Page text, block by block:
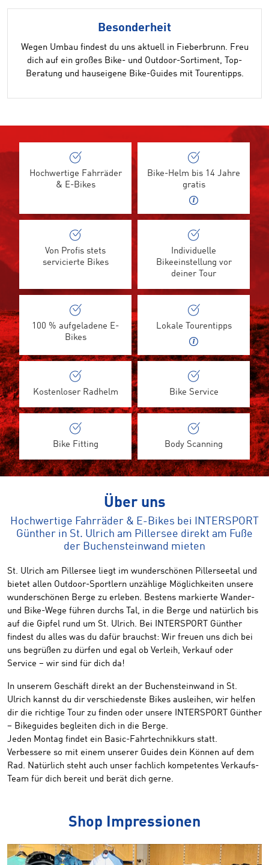
Besonderheit
Wegen Umbau findest du uns aktuell in Fieberbrunn. Freu
dich auf ein großes Bike- und Outdoor-Sortiment, Top-
Beratung und hauseigene Bike-Guides mit Tourentipps.
Hochwertige Fahrräder
& E-Bikes
Bike-Helm bis 14 Jahre
gratis
Von Profis stets
servicierte Bikes
Individuelle
Bikeeinstellung vor
deiner Tour
100 % aufgeladene E-
Bikes
Lokale Tourentipps
Kostenloser Radhelm Bike Service
Bike Fitting Body Scanning
Über uns
Hochwertige Fahrräder & E-Bikes bei INTERSPORT
Günther in St. Ulrich am Pillersee direkt am Fuße
der Buchensteinwand mieten
St. Ulrich am Pillersee liegt im wunderschönen Pillerseetal und
bietet allen Outdoor-Sportlern unzählige Möglichkeiten unsere
wunderschönen Berge zu erleben. Bestens markierte Wander-
und Bike-Wege führen durchs Tal, in die Berge und natürlich bis
auf die Gipfel rund um St. Ulrich. Bei INTERSPORT Günther
findest du alles was du dafür brauchst: Wir freuen uns dich bei
uns begrüßen zu dürfen und egal ob Verleih, Verkauf oder
Service – wir sind für dich da!
In unserem Geschäft direkt an der Buchensteinwand in St.
Ulrich kannst du dir verschiedenste Bikes ausleihen, wir helfen
dir die richtige Tour zu finden oder unsere INTERSPORT Günther
– Bikeguides begleiten dich in die Berge.
Jeden Montag findet ein Basic-Fahrtechnikkurs statt.
Verbessere so mit einem unserer Guides dein Können auf dem
Rad. Natürlich steht auch unser fachlich kompetentes Verkaufs-
Team für dich bereit und berät dich gerne.
Shop Impressionen